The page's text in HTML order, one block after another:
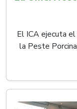
El ICA ejecuta el
la Peste